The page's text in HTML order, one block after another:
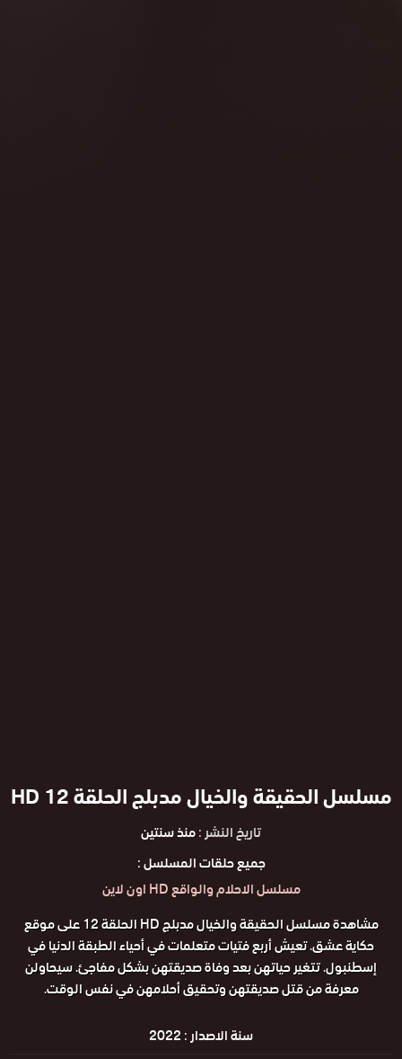
مسلسل الحقيقة والخيال مدبلج الحلقة 12 HD
تاريخ النشر :منذ سنتين
جميع حلقات المسلسل :
مسلسل الاحلام والواقع HD اون لاين
مشاهدة مسلسل الحقيقة والخيال مدبلج HD الحلقة 12 على موقع
حكاية عشق. تعيش أربع فتيات متعلمات في أحياء الطبقة الدنيا في
إسطنبول. تتغير حياتهن بعد وفاة صديقتهن بشكل مفاجئ. سيحاولن
معرفة من قتل صديقتهن وتحقيق أحلامهن في نفس الوقت.
سنة الاصدار :2022